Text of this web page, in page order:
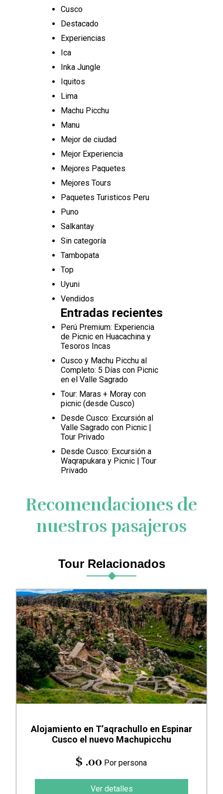
Cusco
Destacado
Experiencias
Ica
Inka Jungle
Iquitos
Lima
Machu Picchu
Manu
Mejor de ciudad
Mejor Experiencia
Mejores Paquetes
Mejores Tours
Paquetes Turisticos Peru
Puno
Salkantay
Sin categoría
Tambopata
Top
Uyuni
Vendidos
Entradas recientes
Perú Premium: Experiencia
de Picnic en Huacachina y
Tesoros Incas
Cusco y Machu Picchu al
Completo: 5 Días con Picnic
en el Valle Sagrado
Tour: Maras + Moray con
picnic (desde Cusco)
Desde Cusco: Excursión al
Valle Sagrado con Picnic |
Tour Privado
Desde Cusco: Excursión a
Waqrapukara y Picnic | Tour
Privado
Recomendaciones de
nuestros pasajeros
Tour Relacionados
Alojamiento en T’aqrachullo en Espinar
Cusco el nuevo Machupicchu
$ .00 Por persona
Ver detalles